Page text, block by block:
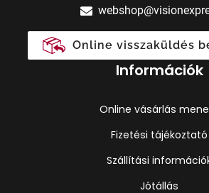
Online visszaküldés
Információk
Online vásárlás
Fizetési tájékoztató
Szállítási
Jótállás